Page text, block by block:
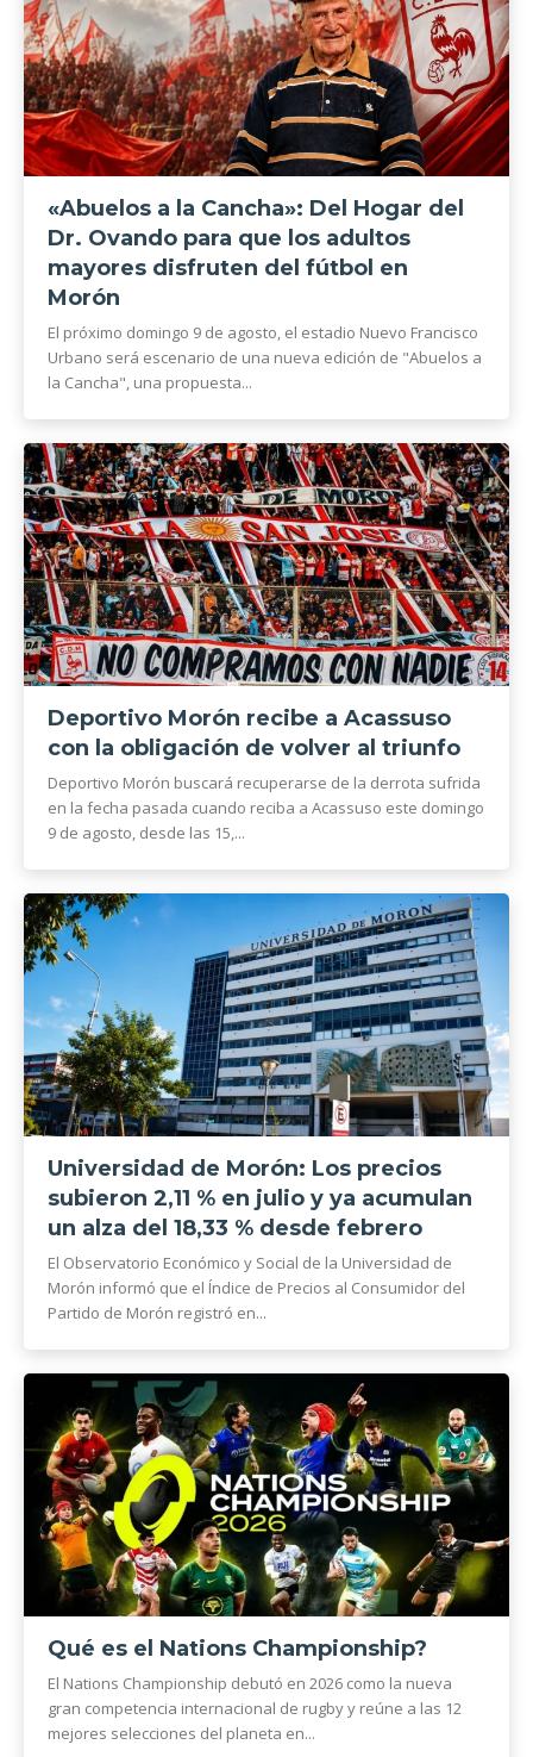
«Abuelos a la Cancha»: Del Hogar del
Dr. Ovando para que los adultos
mayores disfruten del fútbol en
Morón
El próximo domingo 9 de agosto, el estadio Nuevo Francisco
Urbano será escenario de una nueva edición de "Abuelos a
la Cancha", una propuesta...
Deportivo Morón recibe a Acassuso
con la obligación de volver al triunfo
Deportivo Morón buscará recuperarse de la derrota sufrida
en la fecha pasada cuando reciba a Acassuso este domingo
9 de agosto, desde las 15,...
Universidad de Morón: Los precios
subieron 2,11 % en julio y ya acumulan
un alza del 18,33 % desde febrero
El Observatorio Económico y Social de la Universidad de
Morón informó que el Índice de Precios al Consumidor del
Partido de Morón registró en...
Qué es el Nations Championship?
El Nations Championship debutó en 2026 como la nueva
gran competencia internacional de rugby y reúne a las 12
mejores selecciones del planeta en...